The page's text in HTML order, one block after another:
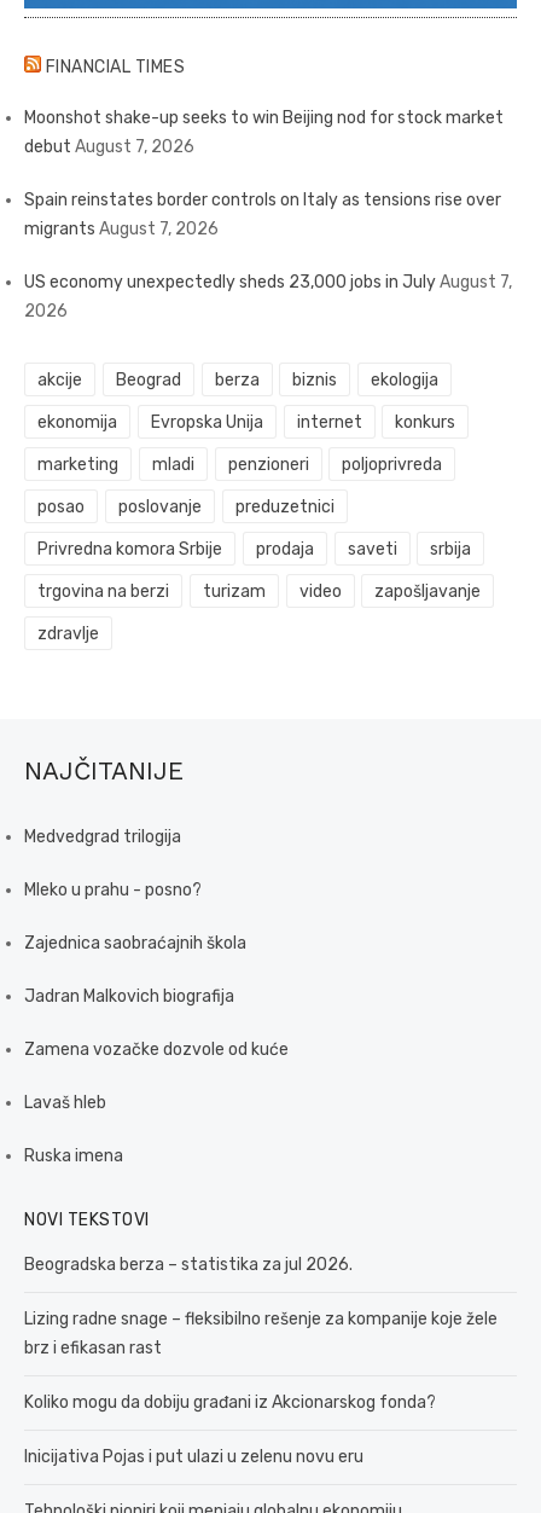
FINANCIAL TIMES
Moonshot shake-up seeks to win Beijing nod for stock market
debut August 7, 2026
Spain reinstates border controls on Italy as tensions rise over
migrants August 7, 2026
US economy unexpectedly sheds 23,000 jobs in JulyAugust 7,
2026
akcije Beograd berza biznis ekologija
ekonomija Evropska Unija internet konkurs
marketing mladi penzioneri poljoprivreda
posao poslovanje preduzetnici
Privredna komora Srbije prodaja saveti srbija
trgovina na berzi turizam video zapošljavanje
zdravlje
NAJČITANIJE
Medvedgrad trilogija
Mleko u prahu - posno?
Zajednica saobraćajnih škola
Jadran Malkovich biografija
Zamena vozačke dozvole od kuće
Lavaš hleb
Ruska imena
NOVI TEKSTOVI
Beogradska berza – statistika za jul 2026.
Lizing radne snage – fleksibilno rešenje za kompanije koje žele
brz i efikasan rast
Koliko mogu da dobiju građani iz Akcionarskog fonda?
Inicijativa Pojas i put ulazi u zelenu novu eru